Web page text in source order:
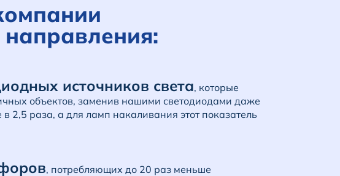
источников света, которые
объектов, заменив нашими светодиодами даже
раза, а для ламп накаливания этот показатель
, потребляющих до 20 раз меньше